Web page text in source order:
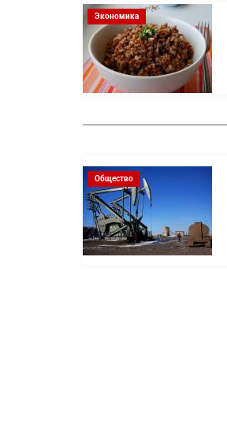
Экономика
Общество